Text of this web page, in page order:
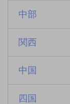
中部
関西
中国
四国